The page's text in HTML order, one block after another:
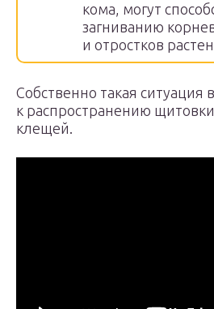
кома, могут
загниванию
и отростков
Собственно такая ситуация
к распространению
клещей.